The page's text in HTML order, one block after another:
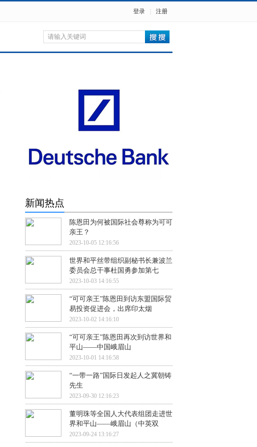
登录 注册
新闻热点
陈恩田为何被国际社会尊称为可可
亲王？
2023-10-05 12:16:56
世界和平丝带组织副秘书长兼波兰
委员会总干事杜国勇参加第七
2023-10-03 14:16:55
“可可亲王”陈恩田到访东盟国际贸
易投资促进会，出席印太烟
2023-10-02 14:16:10
“可可亲王”陈恩田再次到访世界和
平山——中国峨眉山
2023-10-01 14:16:58
“一带一路”国际日发起人之冀朝铸
先生
2023-09-30 12:16:23
董明珠等全国人大代表组团走进世
界和平山——峨眉山（中英双
2023-09-24 13:16:27